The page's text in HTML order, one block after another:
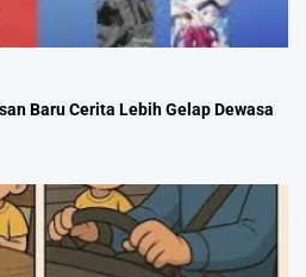
Baru Cerita Lebih Gelap Dewasa